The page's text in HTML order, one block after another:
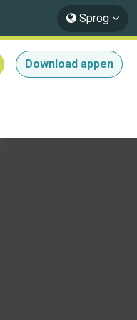
Sprog
Download appen